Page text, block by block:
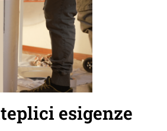
esigenze